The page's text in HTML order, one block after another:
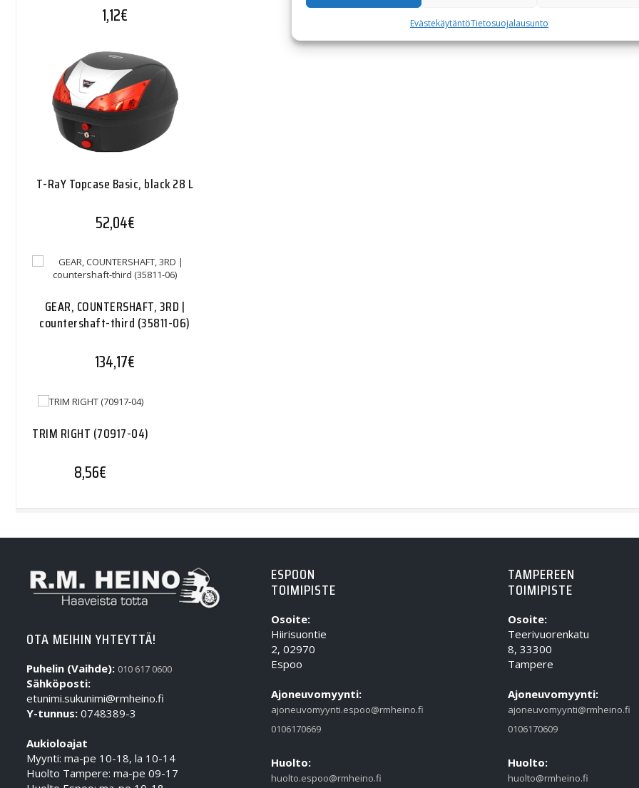
EvästekäytäntöTietosuojalausunto
1,12€
T-RaY Topcase Basic, black 28 L
52,04€
GEAR, COUNTERSHAFT, 3RD |
countershaft-third (35811-06)
134,17€
TRIM RIGHT (70917-04)
8,56€
OTA MEIHIN YHTEYTTÄ!
Puhelin (Vaihde): 010 617 0600
Sähköposti:
etunimi.sukunimi@rmheino.fi
Y-tunnus: 0748389-3
Aukioloajat
Myynti: ma-pe 10-18, la 10-14
Huolto Tampere: ma-pe 09-17
ESPOON
TOIMIPISTE
Osoite:
Hiirisuontie
2, 02970
Espoo
Ajoneuvomyynti:
ajoneuvomyynti.espoo@rmheino.fi
0106170669
Huolto:
huolto.espoo@rmheino.fi
TAMPEREEN
TOIMIPISTE
Osoite:
Teerivuorenkatu
8, 33300
Tampere
Ajoneuvomyynti:
ajoneuvomyynti@rmheino.fi
0106170609
Huolto:
huolto@rmheino.fi